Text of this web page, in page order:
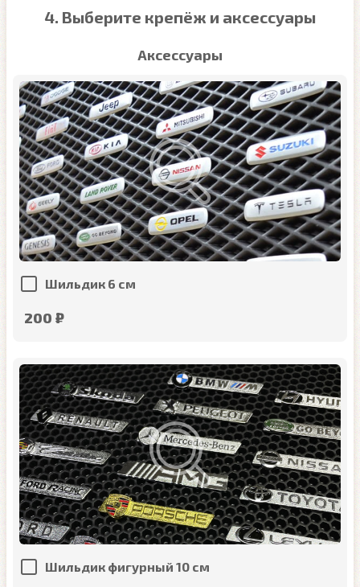
4. Выберите крепёж и аксессуары
Аксессуары
Шильдик 6 см
200 ₽
Шильдик фигурный 10 см